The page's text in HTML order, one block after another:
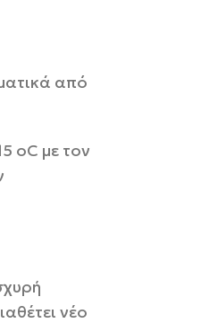
από
οC με τον
νέο